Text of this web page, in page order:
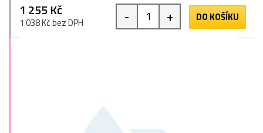
1 255 Kč
1 038 Kč bez DPH - + DO KOŠÍKU